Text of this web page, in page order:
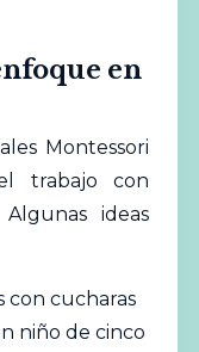
en
Montessori
trabajo con
ideas
con cucharas
niño de cinco